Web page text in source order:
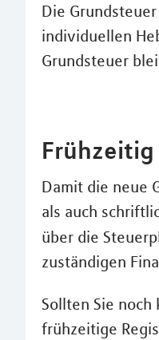
Die
individuellen
Grundsteuer
Frühzeitig
Damit die neue
als auch
über die
zuständigen
Sollten Sie noch
frühzeitige